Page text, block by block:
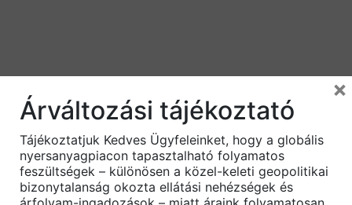
Árváltozási tájékoztató
Tájékoztatjuk Kedves Ügyfeleinket, hogy a globális
nyersanyagpiacon tapasztalható folyamatos
feszültségek – különösen a közel-keleti geopolitikai
bizonytalanság okozta ellátási nehézségek és
×